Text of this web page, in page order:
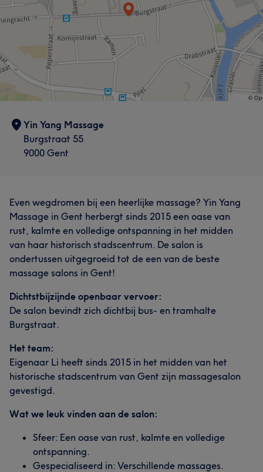
Yin Yang Massage
Burgstraat 55
9000 Gent
Even wegdromen bij een heerlijke massage? Yin Yang
Massage in Gent herbergt sinds 2015 een oase van
rust, kalmte en volledige ontspanning in het midden
van haar historisch stadscentrum. De salon is
ondertussen uitgegroeid tot de een van de beste
massage salons in Gent!
Dichtstbijzijnde openbaar vervoer:
De salon bevindt zich dichtbij bus- en tramhalte
Burgstraat.
Het team:
Eigenaar Li heeft sinds 2015 in het midden van het
historische stadscentrum van Gent zijn massagesalon
gevestigd.
Wat we leuk vinden aan de salon:
Sfeer: Een oase van rust, kalmte en volledige
ontspanning.
Gespecialiseerd in: Verschillende massages.